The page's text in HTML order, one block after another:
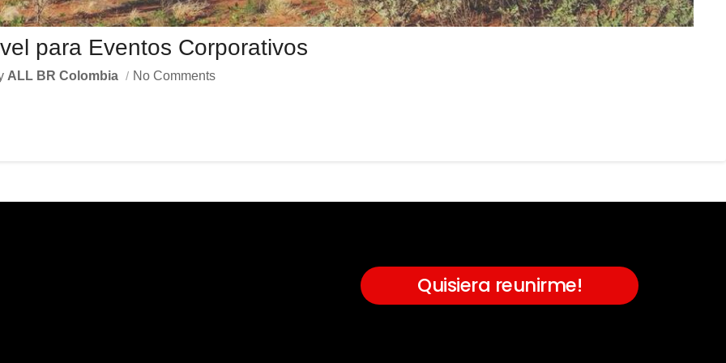
para Eventos Corporativos
ALL BR Colombia No Comments
Quisiera reunirme!